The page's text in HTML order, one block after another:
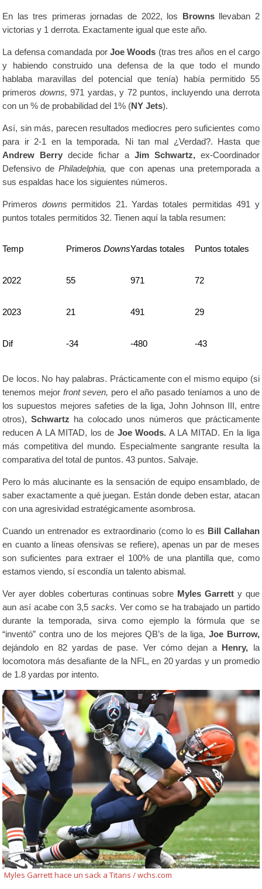
En las tres primeras jornadas de 2022, los Brownsllevaban 2
victorias y 1 derrota. Exactamente igual que este año.
La defensa comandada por Joe Woods (tras tres años en el cargo
y habiendo construido una defensa de la que todo el mundo
hablaba maravillas del potencial que tenía) había permitido 55
primeros downs, 971 yardas, y 72 puntos, incluyendo una derrota
con un % de probabilidad del 1% (NY Jets).
Así, sin más, parecen resultados mediocres pero suficientes como
para ir 2-1 en la temporada. Ni tan mal ¿Verdad?. Hasta que
Andrew Berry decide fichar a Jim Schwartz,ex-Coordinador
Defensivo dePhiladelphia, que con apenas una pretemporada a
sus espaldas hace los siguientes números.
Primeros downs permitidos 21. Yardas totales permitidas 491 y
puntos totales permitidos 32. Tienen aquí la tabla resumen:
Temp PrimerosDownsYardas totales Puntos totales
2022 55 971 72
2023 21 491 29
Dif -34 -480 -43
De locos. No hay palabras. Prácticamente con el mismo equipo (si
tenemos mejor front seven, pero el año pasado teníamos a uno de
los supuestos mejores safeties de la liga, John Johnson III, entre
otros),Schwartz ha colocado unos números que prácticamente
reducen A LA MITAD, los de Joe Woods. A LA MITAD. En la liga
más competitiva del mundo. Especialmente sangrante resulta la
comparativa del total de puntos. 43 puntos. Salvaje.
Pero lo más alucinante es la sensación de equipo ensamblado, de
saber exactamente a qué juegan. Están donde deben estar, atacan
con una agresividad estratégicamente asombrosa.
Cuando un entrenador es extraordinario (como lo es Bill Callahan
en cuanto a líneas ofensivas se refiere), apenas un par de meses
son suficientes para extraer el 100% de una plantilla que, como
estamos viendo, sí escondía un talento abismal.
Ver ayer dobles coberturas continuas sobre Myles Garretty que
aun así acabe con 3,5 sacks. Ver como se ha trabajado un partido
durante la temporada, sirva como ejemplo la fórmula que se
“inventó” contra uno de los mejores QB’s de la liga, Joe Burrow,
dejándolo en 82 yardas de pase. Ver cómo dejan a Henry, la
locomotora más desafiante de la NFL, en 20 yardas y un promedio
de 1.8 yardas por intento.
Myles Garrett hace un sack a Titans / wchs.com